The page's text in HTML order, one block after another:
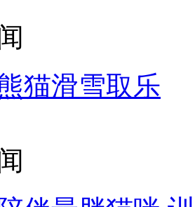
猫滑雪取乐